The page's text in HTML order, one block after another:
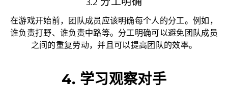
在游戏开始前，团队成员应该明确每个人的分工。例如，
谁负责打野、谁负责中路等。分工明确可以避免团队成员
之间的重复劳动，并且可以提高团队的效率。
4. 学习观察对手